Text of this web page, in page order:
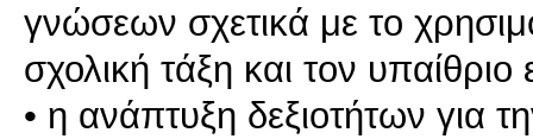
γνώσεων σχετικά με το
σχολική τάξη και τον
• η ανάπτυξη δεξιοτήτων για